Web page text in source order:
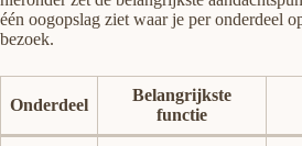
één oogopslag ziet waar je per onderdeel
bezoek.
Onderdeel
Belangrijkste
functie